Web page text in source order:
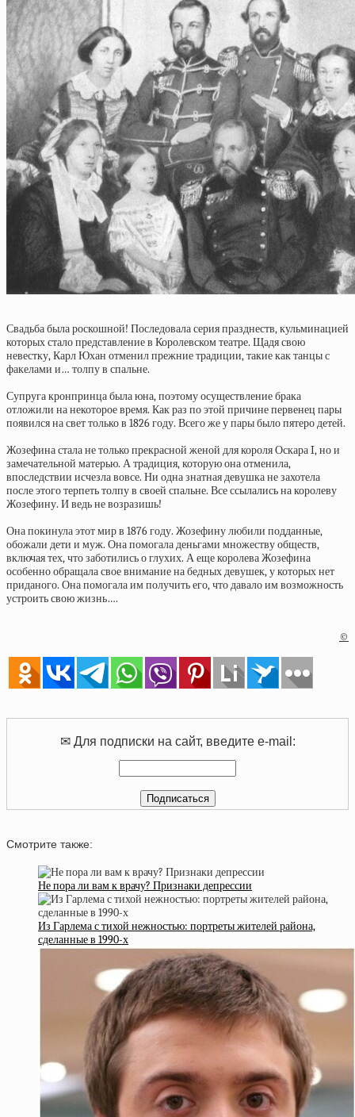
Свадьба была роскошной! Последовала серия празднеств, кульминацией
которых стало представление в Королевском театре. Щадя свою
невестку, Карл Юхан отменил прежние традиции, такие как танцы с
факелами и… толпу в спальне.
Супруга кронпринца была юна, поэтому осуществление брака
отложили на некоторое время. Как раз по этой причине первенец пары
появился на свет только в 1826 году. Всего же у пары было пятеро детей.
Жозефина стала не только прекрасной женой для короля Оскара I, но и
замечательной матерью. А традиция, которую она отменила,
впоследствии исчезла вовсе. Ни одна знатная девушка не захотела
после этого терпеть толпу в своей спальне. Все ссылались на королеву
Жозефину. И ведь не возразишь!
Она покинула этот мир в 1876 году. Жозефину любили подданные,
обожали дети и муж. Она помогала деньгами множеству обществ,
включая тех, что заботились о глухих. А еще королева Жозефина
особенно обращала свое внимание на бедных девушек, у которых нет
приданого. Она помогала им получить его, что давало им возможность
устроить свою жизнь….
©
✉ Для подписки на сайт, введите e-mail:
Смотрите также:
Не пора ли вам к врачу? Признаки депрессии
Из Гарлема с тихой нежностью: портреты жителей района,
сделанные в 1990-х